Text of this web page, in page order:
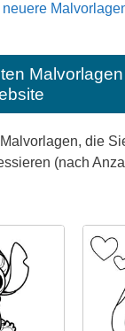
neuere
die
(nach